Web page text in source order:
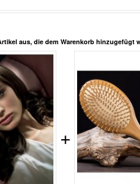
aus, die dem Warenkorb hinzugefügt
+